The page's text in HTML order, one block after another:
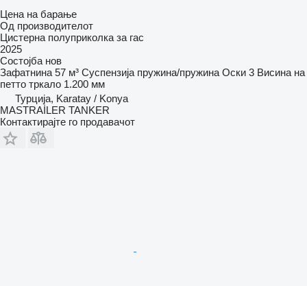
Цена на барање
Од производителот
Цистерна полуприколка за гас
2025
Состојба нов
Зафатнина 57 м³ Суспензија пружина/пружина Оски 3 Висина на
петто тркало 1.200 мм
Турција, Karatay / Konya
MASTRAİLER TANKER
Контактирајте го продавачот